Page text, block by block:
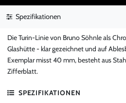
Spezifikationen
Die Turin-Linie von Bruno Söhnle als
Glashütte - klar gezeichnet und auf
Exemplar misst 40 mm, besteht aus
Zifferblatt.
SPEZIFIKATIONEN